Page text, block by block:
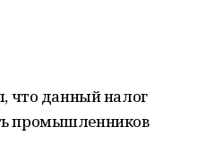
что данный налог
промышленников